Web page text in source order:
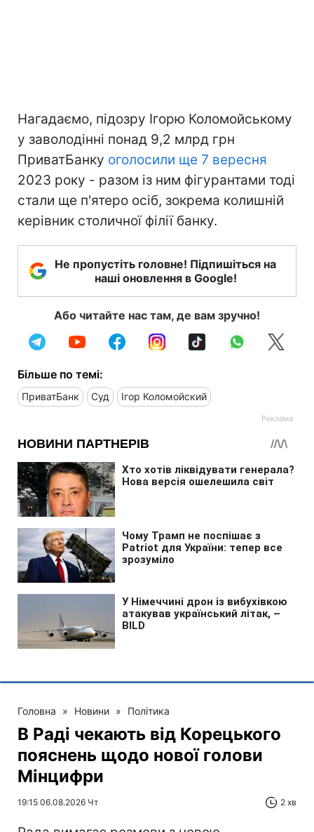
Нагадаємо, підозру Ігорю Коломойському
у заволодінні понад 9,2 млрд грн
ПриватБанку оголосили ще 7 вересня
2023 року - разом із ним фігурантами тоді
стали ще п'ятеро осіб, зокрема колишній
керівник столичної філії банку.
Не пропустіть головне! Підпишіться на
наші оновлення в Google!
Або читайте нас там, де вам зручно!
Більше по темі:
ПриватБанк Суд Ігор Коломойский
Головна » Новини » Політика
В Раді чекають від Корецького
пояснень щодо нової голови
Мінцифри
19:15 06.08.2026 Чт 2 хв